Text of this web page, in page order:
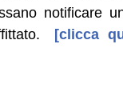
notificare
[clicca